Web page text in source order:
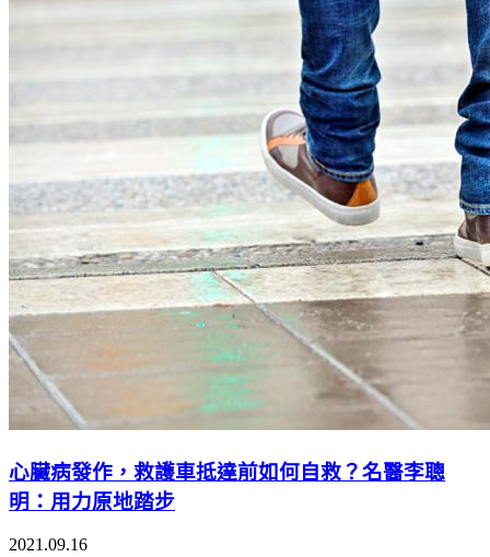
心臟病發作，救護車抵達前如何自救？名醫李聰
明：用力原地踏步
2021.09.16